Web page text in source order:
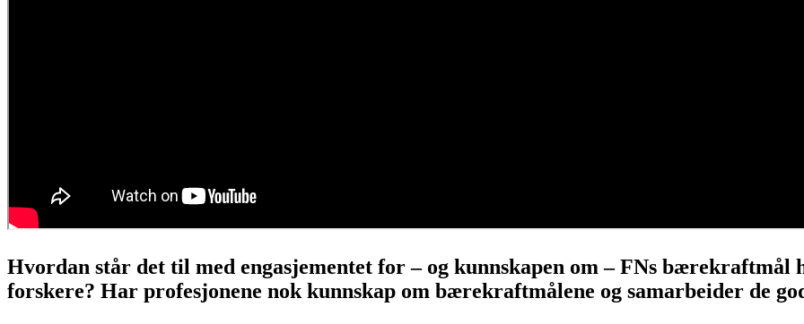
Hvordan står det til med engasjementet for – og kunnskapen om – FNs
forskere? Har profesjonene nok kunnskap om bærekraftmålene og samarbeider de